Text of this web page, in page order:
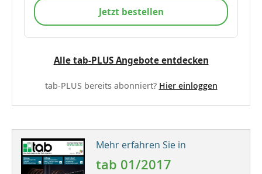
Jetzt bestellen
Alle tab-PLUS Angebote entdecken
tab-PLUS bereits abonniert? Hier einloggen
Mehr erfahren Sie in
tab 01/2017